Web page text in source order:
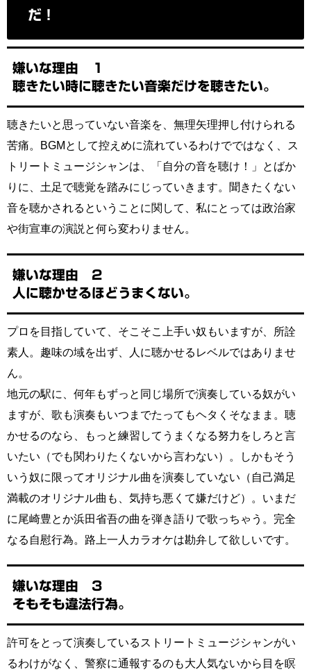
だ！
嫌いな理由 １
聴きたい時に聴きたい音楽だけを聴きたい。
聴きたいと思っていない音楽を、無理矢理押し付けられる
苦痛。BGMとして控えめに流れているわけでではなく、ス
トリートミュージシャンは、「自分の音を聴け！」とばか
りに、土足で聴覚を踏みにじっていきます。聞きたくない
音を聴かされるということに関して、私にとっては政治家
や街宣車の演説と何ら変わりません。
嫌いな理由 2
人に聴かせるほどうまくない。
プロを目指していて、そこそこ上手い奴もいますが、所詮
素人。趣味の域を出ず、人に聴かせるレベルではありませ
ん。
地元の駅に、何年もずっと同じ場所で演奏している奴がい
ますが、歌も演奏もいつまでたってもヘタくそなまま。聴
かせるのなら、もっと練習してうまくなる努力をしろと言
いたい（でも関わりたくないから言わない）。しかもそう
いう奴に限ってオリジナル曲を演奏していない（自己満足
満載のオリジナル曲も、気持ち悪くて嫌だけど）。いまだ
に尾崎豊とか浜田省吾の曲を弾き語りで歌っちゃう。完全
なる自慰行為。路上一人カラオケは勘弁して欲しいです。
嫌いな理由 3
そもそも違法行為。
許可をとって演奏しているストリートミュージシャンがい
るわけがなく、警察に通報するのも大人気ないから目を瞑